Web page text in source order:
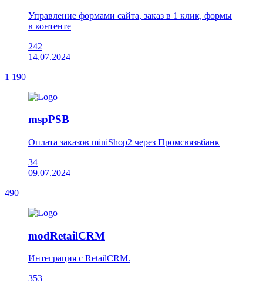
Управление формами сайта, заказ в 1 клик, формы
в контенте
242
14.07.2024
1 190
mspPSB
Оплата заказов miniShop2 через Промсвязьбанк
34
09.07.2024
490
modRetailCRM
Интеграция с RetailCRM.
353